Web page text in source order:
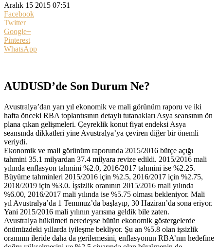
Aralık 15 2015 07:51
Facebook
Twitter
Google+
Pinterest
WhatsApp
AUDUSD’de Son Durum Ne?
Avustralya’dan yarı yıl ekonomik ve mali görünüm raporu ve iki
hafta önceki RBA toplantısının detaylı tutanakları Asya seansının ön
plana çıkan gelişmeleri. Çeyreklik konut fiyat endeksi Asya
seansında dikkatleri yine Avustralya’ya çeviren diğer bir önemli
veriydi.
Ekonomik ve mali görünüm raporunda 2015/2016 bütçe açığı
tahmini 35.1 milyardan 37.4 milyara revize edildi. 2015/2016 mali
yılında enflasyon tahmini %2.0, 2016/2017 tahmini ise %2.25.
Büyüme tahminleri 2015/2016 için %2.5, 2016/2017 için %2.75,
2018/2019 için %3.0. İşsizlik oranının 2015/2016 mali yılında
%6.00, 2016/2017 mali yılında ise %5.75 olması bekleniyor. Mali
yıl Avustralya’da 1 Temmuz’da başlayıp, 30 Haziran’da sona eriyor.
Yani 2015/2016 mali yılının yarısına geldik bile zaten.
Avustralya hükümeti neredeyse bütün ekonomik göstergelerde
önümüzdeki yıllarda iyileşme bekliyor. Şu an %5.8 olan işsizlik
oranının ileride daha da gerilemesini, enflasyonun RBA’nın hedefine